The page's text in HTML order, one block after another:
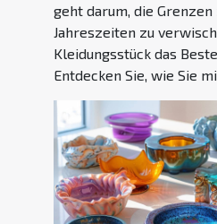
geht darum, die
Jahreszeiten zu
Kleidungsstück das
Entdecken Sie, wie Sie